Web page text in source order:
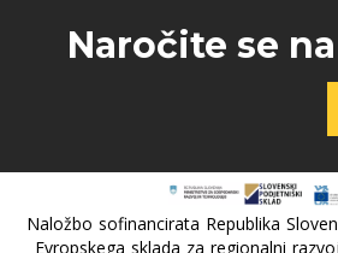
Naročite se
Naložbo sofinancirata Republika
Evropskega sklada za regionalni